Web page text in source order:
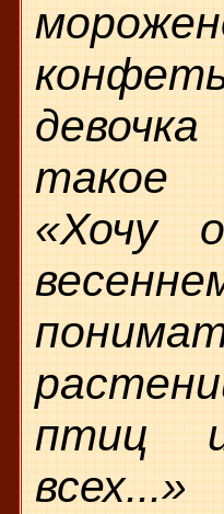
«Хочу
птиц и
всех...»